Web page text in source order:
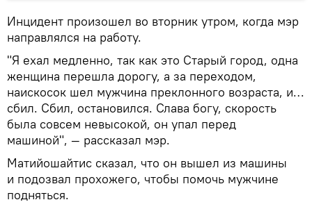
Инцидент произошел во вторник утром, когда мэр
направлялся на работу.
"Я ехал медленно, так как это Старый город, одна
женщина перешла дорогу, а за переходом,
наискосок шел мужчина преклонного возраста, и…
сбил. Сбил, остановился. Слава богу, скорость
была совсем невысокой, он упал перед
машиной", — рассказал мэр.
Матийошайтис сказал, что он вышел из машины
и подозвал прохожего, чтобы помочь мужчине
подняться.